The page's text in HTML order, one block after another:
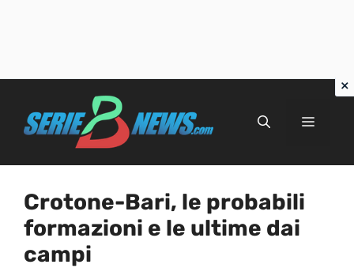
Menu
Crotone-Bari, le probabili
formazioni e le ultime dai
campi